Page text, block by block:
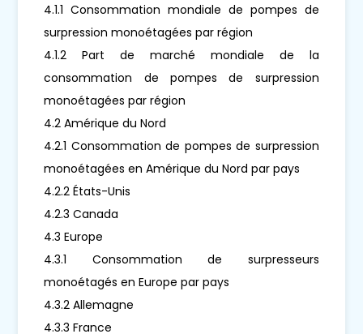
4.1.1 Consommation mondiale de pompes de
surpression monoétagées par région
4.1.2 Part de marché mondiale de la
consommation de pompes de surpression
monoétagées par région
4.2 Amérique du Nord
4.2.1 Consommation de pompes de surpression
monoétagées en Amérique du Nord par pays
4.2.2 États-Unis
4.2.3 Canada
4.3 Europe
4.3.1 Consommation de surpresseurs
monoétagés en Europe par pays
4.3.2 Allemagne
4.3.3 France